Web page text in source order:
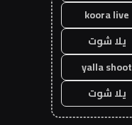
koora live
يلا شوت
yalla shoot
يلا شوت